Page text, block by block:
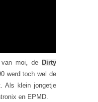
moi, de
Dirty
werd toch wel de
Als klein jongetje
en EPMD.